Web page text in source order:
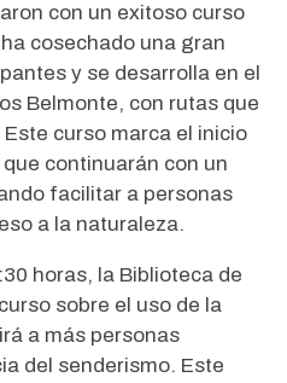
con un exitoso curso
cosechado una gran
y se desarrolla en el
Belmonte, con rutas que
Este curso marca el inicio
continuarán con un
facilitar a personas
a la naturaleza.
horas, la Biblioteca de
sobre el uso de la
a más personas
del senderismo. Este